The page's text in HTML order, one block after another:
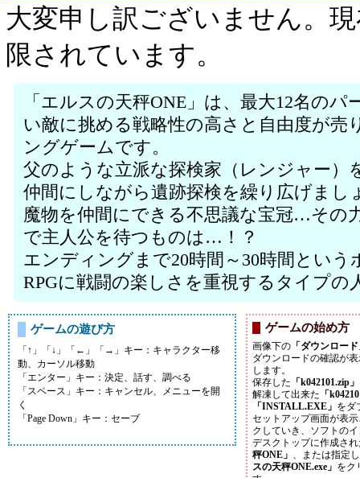
大変申し訳ございません。
限されています。
「エルスの天秤ONE」は、最大12名の
い敵に挑める戦略性の高さと自由度が売
ングゲームです。
父のような立派な探検家（レンジャー）
仲間にしながら遺跡探検を繰り広げまし
魔物を仲間にできる不思議な宝冠…その
で主人公を待つものは…！？
エンディングまで20時間～30時間という
RPGに戦闘の楽しさを重視するタイプの
ゲームの遊び方
「↑」「↓」「←」「→」キー：キャラクター移
動、カーソル移動
「エンター」キー：決定、話す、調べる
「スペース」キー：キャンセル、メニューを開
く
「Page Down」キー：セーブ
ゲームの始め方
画像下の 「ダウンロー
ダウンロードの確認が
します。
保存した 「k042101.zip」
解凍して出来た 「
「INSTALL.EXE」 をダ
セットアップ画面が表
クしていき、ソフトの
デスクトップに作成さ
秤ONE」 、または指定
スの天秤ONE.exe」 をク